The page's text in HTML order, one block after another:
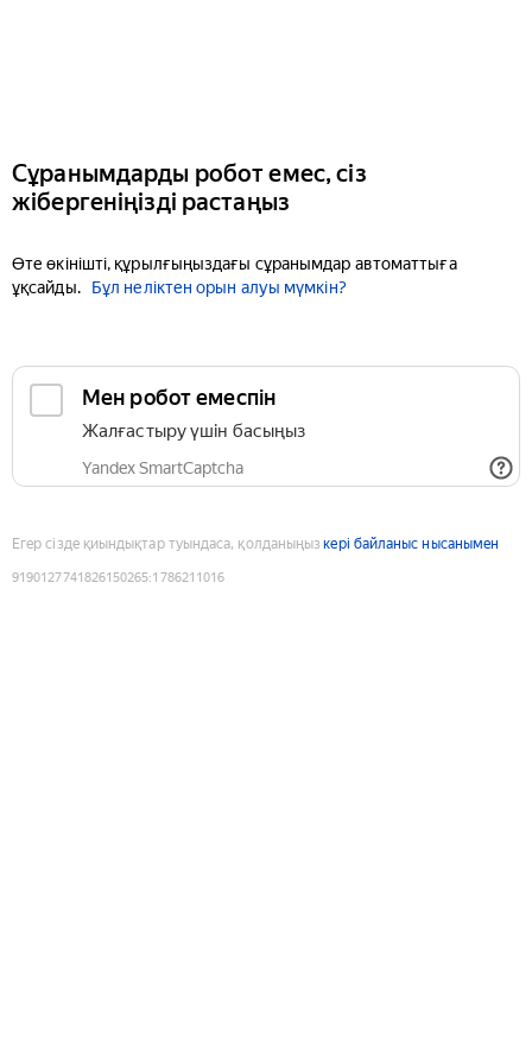
Сұранымдарды робот емес, сіз
жібергеніңізді растаңыз
Өте өкінішті, құрылғыңыздағы сұранымдар автоматтыға
ұқсайды.
Бұл неліктен орын алуы мүмкін?
Мен робот емеспін
Жалғастыру үшін басыңыз
Yandex SmartCaptcha
Егер сізде қиындықтар туындаса, қолданыңыз кері байланыс нысанымен
9190127741826150265:1786211016